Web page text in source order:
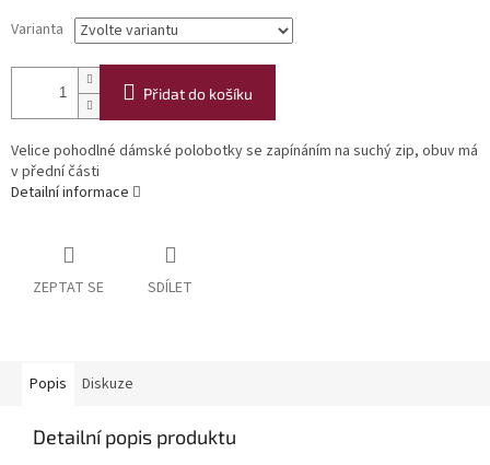
Varianta
Přidat do košíku
Velice pohodlné dámské polobotky se zapínáním na suchý zip, obuv má
v přední části
Detailní informace
ZEPTAT SE SDÍLET
Popis Diskuze
Detailní popis produktu